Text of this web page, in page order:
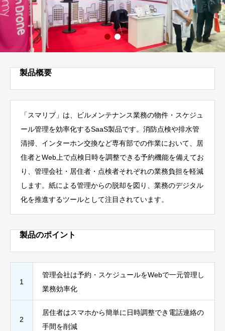
製品概要
「スマリブ」は、ビルメンテナンス業務の物件・スケジュ
ール管理を効率化するSaaS製品です。消防点検や排水管
清掃、インターホン交換など専有部での作業において、居
住者とWeb上で点検日時を調整できる予約機能を備えてお
り、管理会社・居住者・点検者それぞれの業務負担を軽減
します。紙による管理からの脱却を図り、業務のデジタル
化を推進するツールとして注目されています。
製品のポイント
1
管理会社は予約・スケジュールをWebで一元管理し
業務効率化
2
居住者はスマホから簡単に日時調整でき電話連絡の
手間を削減